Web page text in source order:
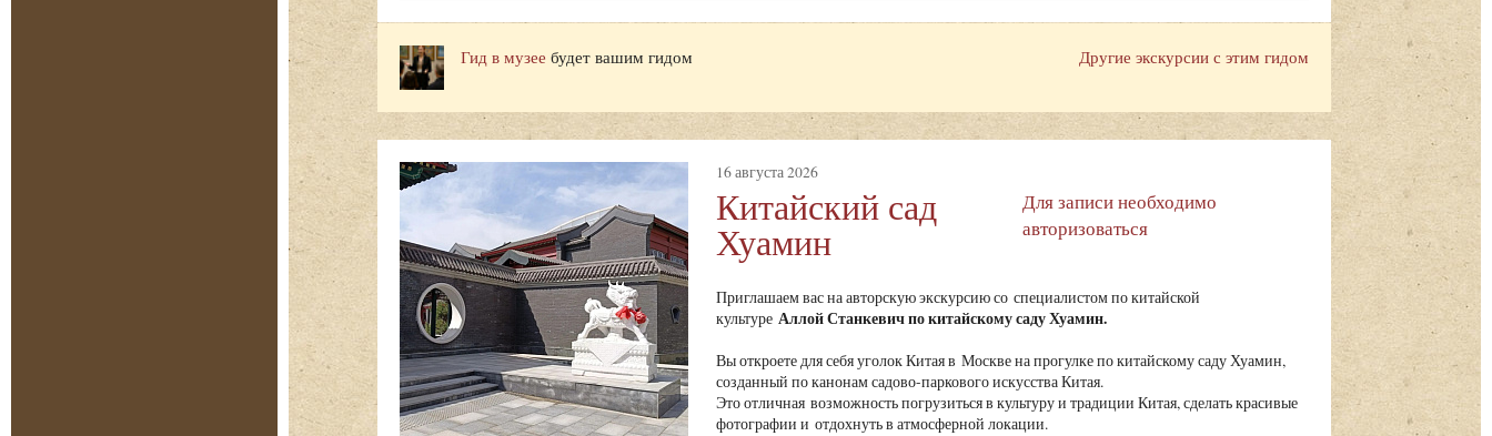
Другие экскурсии с этим гидом
Гид в музее будет вашим гидом
16 августа 2026
Китайский сад
Хуамин
Для записи необходимо
авторизоваться
Приглашаем вас на авторскую экскурсию со специалистом по китайской
культуре Аллой Станкевичпо китайскому саду Хуамин.
Вы откроете для себя уголок Китая в Москве на прогулке по китайскому саду Хуамин,
созданный по канонам садово-паркового искусства Китая.
Это отличная возможность погрузиться в культуру и традиции Китая, сделать красивые
фотографии и отдохнуть в атмосферной локации.